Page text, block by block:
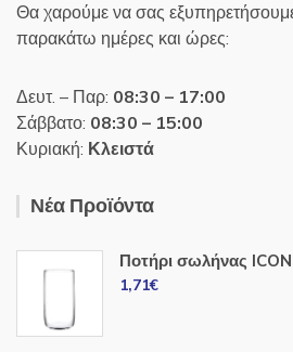
Θα χαρούμε να σας
παρακάτω ημέρες και ώρες:
Δευτ. – Παρ: 08:30 – 17:00
Σάββατο: 08:30 – 15:00
Κυριακή: Κλειστά
Νέα Προϊόντα
Ποτήρι σωλήνας
1,71€